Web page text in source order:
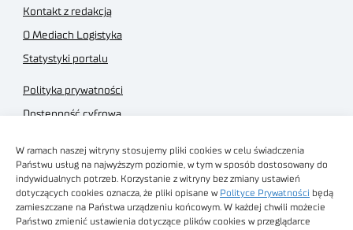
W ramach naszej witryny stosujemy pliki cookies w celu świadczenia
Państwu usług na najwyższym poziomie, w tym w sposób dostosowany do
indywidualnych potrzeb. Korzystanie z witryny bez zmiany ustawień
dotyczących cookies oznacza, że pliki opisane w Polityce Prywatności będą
zamieszczane na Państwa urządzeniu końcowym. W każdej chwili możecie
Państwo zmienić ustawienia dotyczące plików cookies w przeglądarce
Kontakt z redakcją
O Mediach Logistyka
Statystyki portalu
Polityka prywatności
Dostępność cyfrowa
Regulamin sklepu